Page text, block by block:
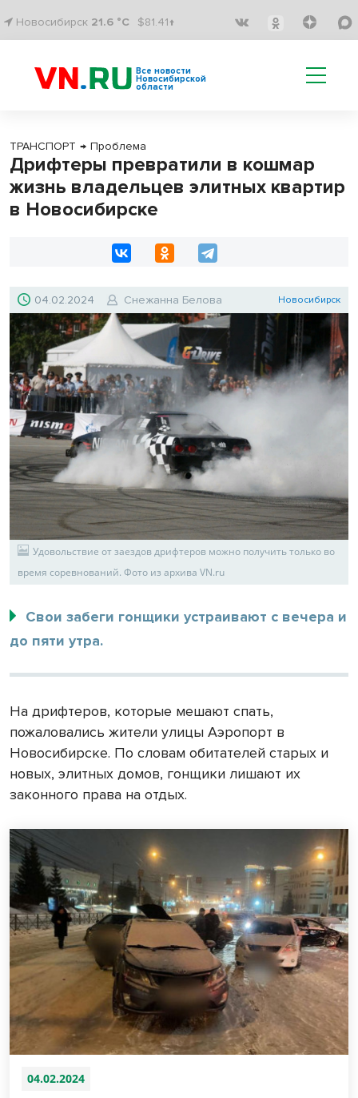
Новосибирск 21.6 °C $81.41↑
Все новости
Новосибирской
области
ТРАНСПОРТ → Проблема
Дрифтеры превратили в кошмар
жизнь владельцев элитных квартир
в Новосибирске
04.02.2024 Снежанна Белова Новосибирск
Удовольствие от заездов дрифтеров можно получить только во
время соревнований. Фото из архива VN.ru
Свои забеги гонщики устраивают с вечера и
до пяти утра.
На дрифтеров, которые мешают спать,
пожаловались жители улицы Аэропорт в
Новосибирске. По словам обитателей старых и
новых, элитных домов, гонщики лишают их
законного права на отдых.
04.02.2024